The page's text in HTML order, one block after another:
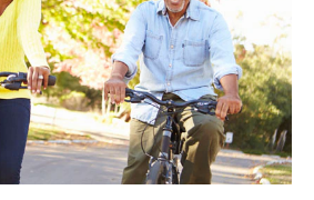
CUPONES
DO (ES)
SUSCRÍBASE